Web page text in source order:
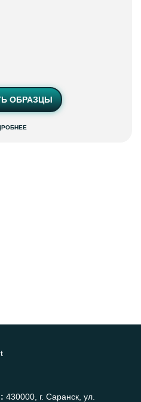
ОБРАЗЦЫ
430000, г. Саранск, ул.